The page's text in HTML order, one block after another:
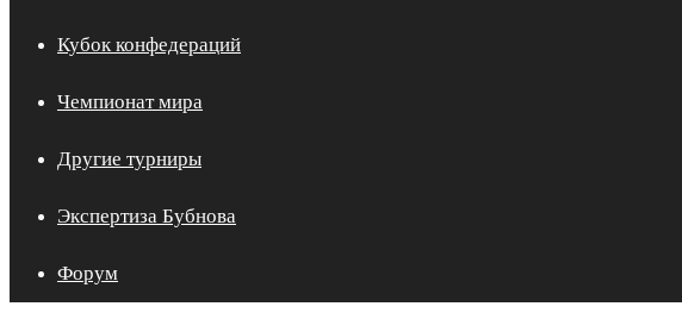
Кубок конфедераций
Чемпионат мира
Другие турниры
Экспертиза Бубнова
Форум